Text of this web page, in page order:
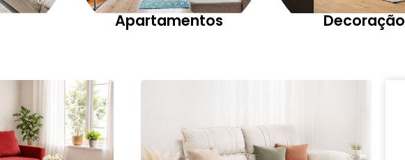
Apartamentos Decoração